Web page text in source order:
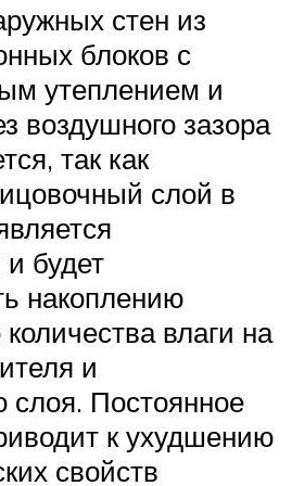
стен из
блоков с
утеплением и
воздушного зазора
так как
слой в
будет
накоплению
влаги на
и
слоя. Постоянное
к ухудшению
свойств